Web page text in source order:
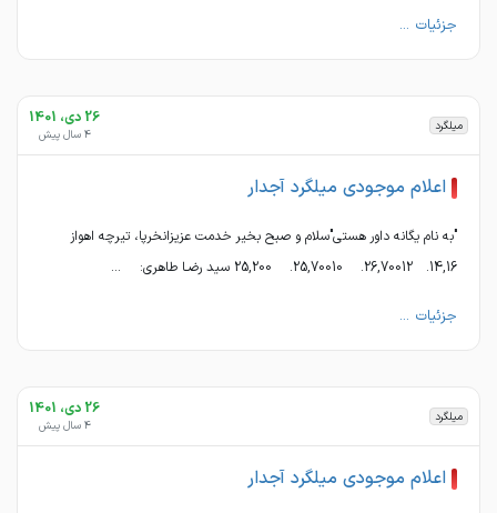
جزئیات ...
میلگرد 26 دی، 1401
4 سال پیش
اعلام موجودی میلگرد آجدار
″به نام یگانه داور هستی″سلام و صبح بخیر خدمت عزیزانخرپا، تیرچه اهواز
14,16. 26,70012. 25,70010. 25,200 سید رضـا طاهری: ...
جزئیات ...
میلگرد 26 دی، 1401
4 سال پیش
اعلام موجودی میلگرد آجدار